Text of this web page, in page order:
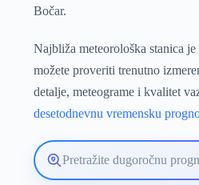
Bočar.
Najbliža meteorološka stanica
možete proveriti trenutno
detalje, meteograme i kvalitet
desetodnevnu vremensku
Pretražite
lokaciju